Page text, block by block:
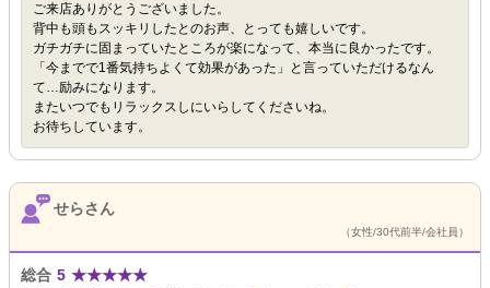
ご来店ありがとうございました。
背中も頭もスッキリしたとのお声、とっても嬉しいです。
ガチガチに固まっていたところが楽になって、本当に良かったです。
「今までで1番気持ちよくて効果があった」と言っていただけるなん
て…励みになります。
またいつでもリラックスしにいらしてくださいね。
お待ちしています。
せらさん
（女性/30代前半/会社員）
総合 5 ★★★★★